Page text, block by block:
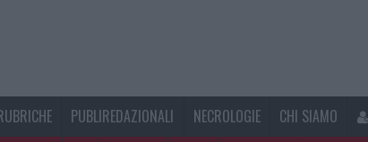
PUBLIREDAZIONALI NECROLOGIE CHI SIAMO